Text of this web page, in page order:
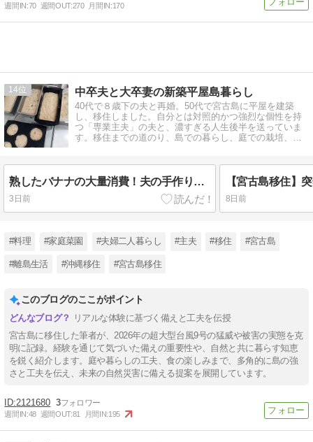
週間IN:70 週間OUT:270 月間IN:170
14 中卒夫と大卒妻の新築平屋島暮らし
40代で８歳下の夫と再婚。50代で宮古島に平屋を建築
し、移住しました。自分とは対照的かつ強烈な個性を持
つ「専業主夫」の夫と、濃すぎる人生後半を送っていま
す。移住までの道のり、島での暮らし、庭での栽培、夫
熟したバナナの大量消費！夫の手作りケーキと、やっぱり手放せない「スリム冷凍庫」
3日前 8日前
#料理 #家庭菜園 #夫婦二人暮らし #主夫 #移住 #宮古島
#離島生活 #沖縄移住 #宮古島移住
このブログのここがポイント
リアルな体験に基づく備えと工夫を伝授
宮古島に移住した筆者が、2026年の超大型台風9号の猛威や被害の実態を克
明に記録。経験を通じて気づいた備えの重要性や、自然と共に暮らす知恵
を鋭く紹介します。庭や暮らしの工夫、食の楽しみまで、多角的に島の強
さと工夫を伝え、未来の自然災害に備える提案を展開しています。
2121680 3
週間IN:48 週間OUT:81 月間IN:195